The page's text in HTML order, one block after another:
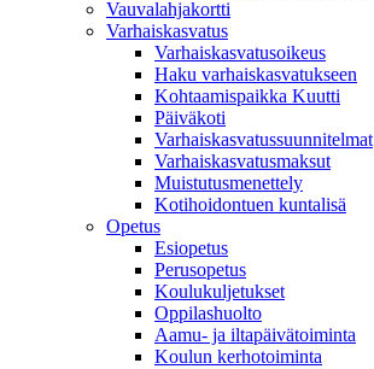
Vauvalahjakortti
Varhaiskasvatus
Varhaiskasvatusoikeus
Haku varhaiskasvatukseen
Kohtaamispaikka Kuutti
Päiväkoti
Varhaiskasvatussuunnitelmat
Varhaiskasvatusmaksut
Muistutusmenettely
Kotihoidontuen kuntalisä
Opetus
Esiopetus
Perusopetus
Koulukuljetukset
Oppilashuolto
Aamu- ja iltapäivätoiminta
Koulun kerhotoiminta